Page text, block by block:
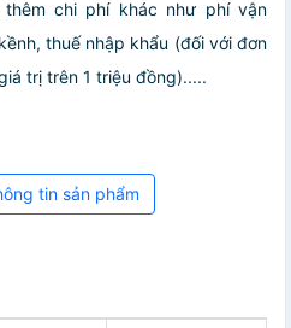
chi phí khác như phí vận
thuế nhập khẩu (đối với đơn
trị trên 1 triệu đồng).....
tin sản phẩm